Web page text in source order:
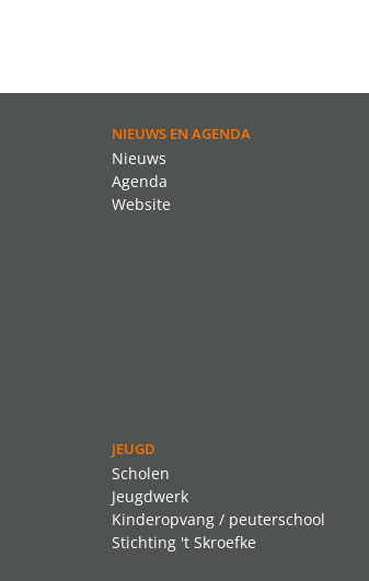
NIEUWS EN AGENDA
Nieuws
Agenda
Website
JEUGD
Scholen
Jeugdwerk
Kinderopvang / peuterschool
Stichting 't Skroefke